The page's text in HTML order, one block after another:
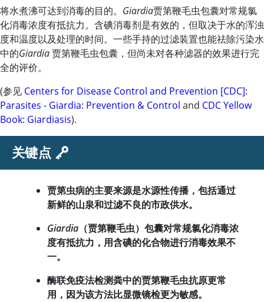
将水煮沸可达到消毒的目的。 Giardia贾第鞭毛虫包囊对常规氯
化消毒浓度有抵抗力。含碘消毒剂是有效的，但取决于水的浑浊
度和温度以及处理的时间。一些手持的过滤装置也能祛除污染水
中的Giardia贾第鞭毛虫包囊，但尚未对各种滤器的效果进行完
全的评价。
(参见 Centers for Disease Control and Prevention [CDC]:
Parasites - Giardia: Prevention & Control and CDC Yellow
Book: Giardiasis).
关键点
贾第虫病的主要来源是水源性传播，包括通过
新鲜的山泉和过滤不良的市政供水。
Giardia （贾第鞭毛虫）包囊对常规氯化消毒浓
度有抵抗力，用含碘的化合物进行消毒效果不
一。
酶联免疫法检测粪中的贾第鞭毛虫抗原更常
用，因为该方法比显微镜检更为敏感。